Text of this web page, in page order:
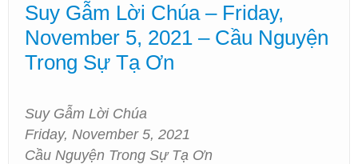
Phát Thanh Tin Lành Bay Area
Các Hội Thánh Bắc California
Suy Gẫm Lời Chúa – Friday,
November 5, 2021 – Cầu Nguyện
Trong Sự Tạ Ơn
Suy Gẫm Lời Chúa
Friday, November 5, 2021
Cầu Nguyện Trong Sự Tạ Ơn